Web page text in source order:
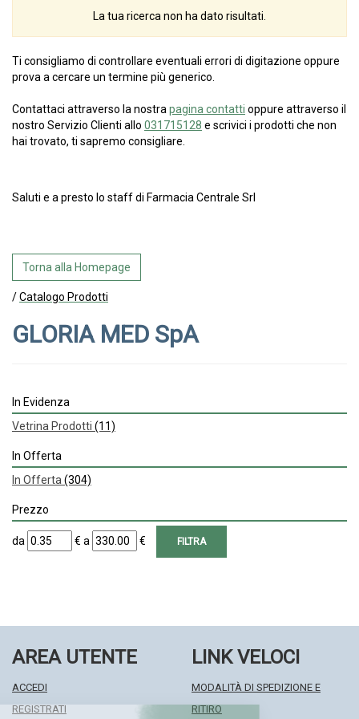
La tua ricerca non ha dato risultati.
Ti consigliamo di controllare eventuali errori di digitazione oppure
prova a cercare un termine più generico.
Contattaci attraverso la nostra pagina contatti oppure attraverso il
nostro Servizio Clienti allo 031715128 e scrivici i prodotti che non
hai trovato, ti sapremo consigliare.
Saluti e a presto lo staff di Farmacia Centrale Srl
Torna alla Homepage
/Catalogo Prodotti
GLORIA MED SpA
In Evidenza
Vetrina Prodotti (11)
In Offerta
In Offerta (304)
Prezzo
filtra
da
da €
filtra
a
a €
AREA UTENTE
ACCEDI
REGISTRATI
LINK VELOCI
MODALITÀ DI SPEDIZIONE E
RITIRO